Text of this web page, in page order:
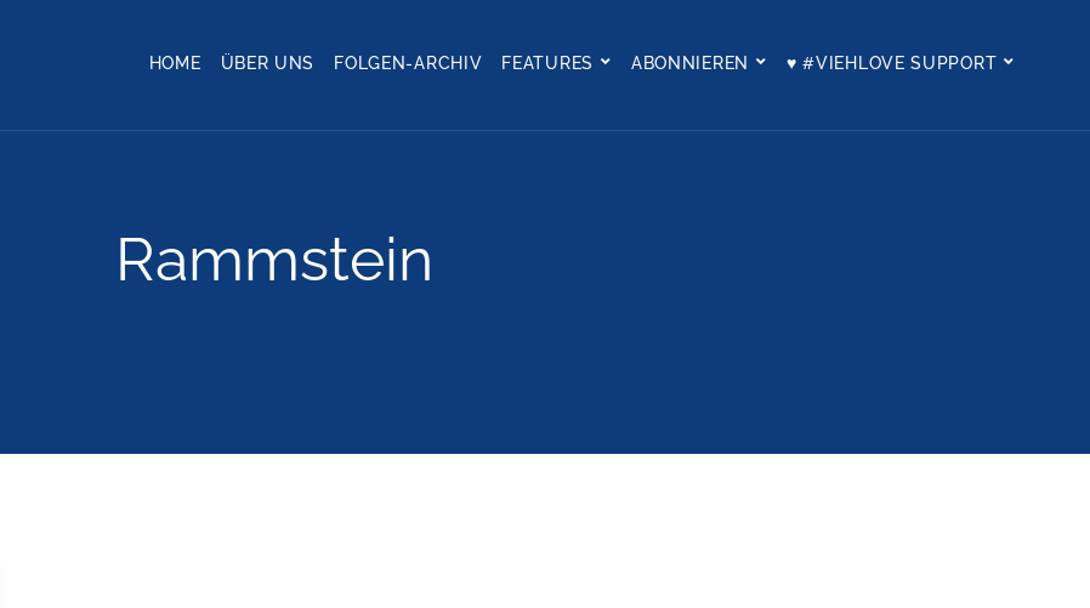
HOME ÜBER UNS FOLGEN-ARCHIV FEATURES ABONNIEREN ♥ #VIEHLOVE SUPPORT
Rammstein